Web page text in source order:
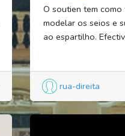
O soutien tem
modelar os seios e
ao espartilho.
rua-direita